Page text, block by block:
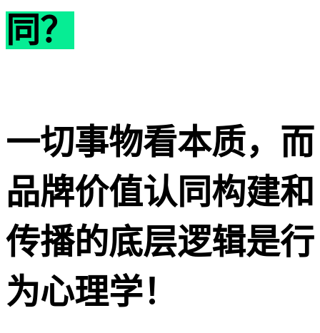
同？
一切事物看本质，而
品牌价值认同构建和
传播的底层逻辑是行
为心理学！